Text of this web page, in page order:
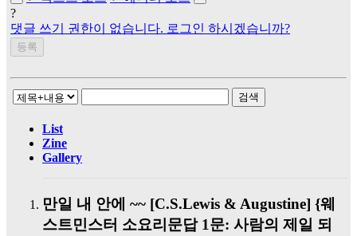
?
댓글 쓰기 권한이 없습니다. 로그인 하시겠습니까?
검색
List
Zine
Gallery
만일 내 안에 ~~ [C.S.Lewis & Augustine] {웨
스트민스터 소요리문답 1문: 사람의 제일 되